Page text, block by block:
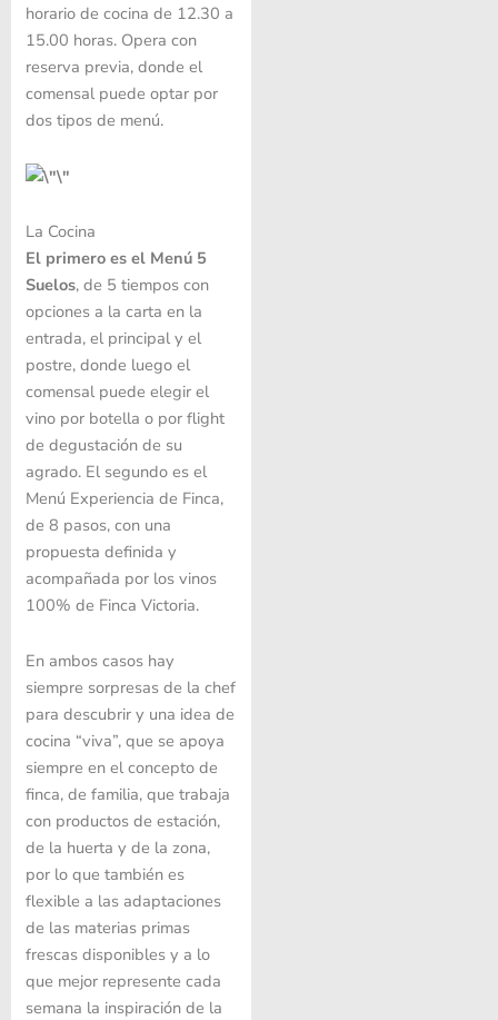
horario de cocina de 12.30 a
15.00 horas. Opera con
reserva previa, donde el
comensal puede optar por
dos tipos de menú.
La Cocina
El primero es el Menú 5
Suelos, de 5 tiempos con
opciones a la carta en la
entrada, el principal y el
postre, donde luego el
comensal puede elegir el
vino por botella o por flight
de degustación de su
agrado. El segundo es el
Menú Experiencia de Finca,
de 8 pasos, con una
propuesta definida y
acompañada por los vinos
100% de Finca Victoria.
En ambos casos hay
siempre sorpresas de la chef
para descubrir y una idea de
cocina “viva”, que se apoya
siempre en el concepto de
finca, de familia, que trabaja
con productos de estación,
de la huerta y de la zona,
por lo que también es
flexible a las adaptaciones
de las materias primas
frescas disponibles y a lo
que mejor represente cada
semana la inspiración de la